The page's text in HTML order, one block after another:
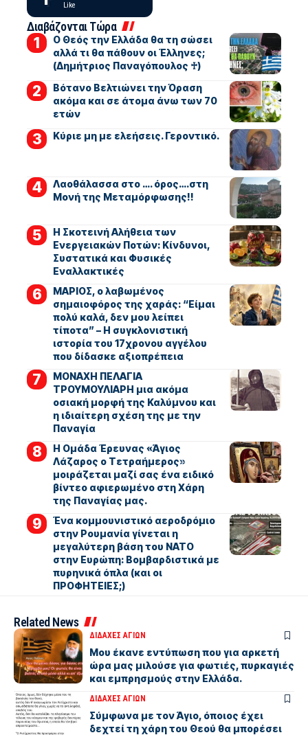
Like
Διαβάζονται Τώρα
Ο Θεός την Ελλάδα θα τη σώσει
αλλά τι θα πάθουν οι Έλληνες;
(Δημήτριος Παναγόπουλος ♰)
Βότανο Βελτιώνει την Όραση
ακόμα και σε άτομα άνω των 70
ετών
Kύριε μη με ελεήσεις. Γεροντικό.
Λαοθάλασσα στο …. όρος….στη
Μονή της Μεταμόρφωσης!!
Η Σκοτεινή Αλήθεια των
Ενεργειακών Ποτών: Κίνδυνοι,
Συστατικά και Φυσικές
Εναλλακτικές
ΜΑΡΙΟΣ, ο λαβωμένος
σημαιοφόρος της χαράς: “Είμαι
πολύ καλά, δεν μου λείπει
τίποτα” – Η συγκλονιστική
ιστορία του 17χρονου αγγέλου
που δίδασκε αξιοπρέπεια
ΜΟΝΑΧΗ ΠΕΛΑΓΙΑ
ΤΡΟΥΜΟΥΛΙΑΡΗ μια ακόμα
οσιακή μορφή της Καλύμνου και
η ιδιαίτερη σχέση της με την
Παναγία
Η Ομάδα Έρευνας «Άγιος
Λάζαρος ο Τετραήμερος»
μοιράζεται μαζί σας ένα ειδικό
βίντεο αφιερωμένο στη Χάρη
της Παναγίας μας.
Ένα κομμουνιστικό αεροδρόμιο
στην Ρουμανία γίνεται η
μεγαλύτερη βάση του ΝΑΤΟ
στην Ευρώπη: Βομβαρδιστικά με
πυρηνικά όπλα (και οι
ΠΡΟΦΗΤΕΙΕΣ;)
Related News
ΔΙΔΑΧΕΣ ΑΓΙΩΝ
Μου έκανε εντύπωση που για αρκετή
ώρα μας μιλούσε για φωτιές, πυρκαγιές
και εμπρησμούς στην Ελλάδα.
ΔΙΔΑΧΕΣ ΑΓΙΩΝ
Σύμφωνα με τον Άγιο, όποιος έχει
δεχτεί τη χάρη του Θεού θα μπορέσει